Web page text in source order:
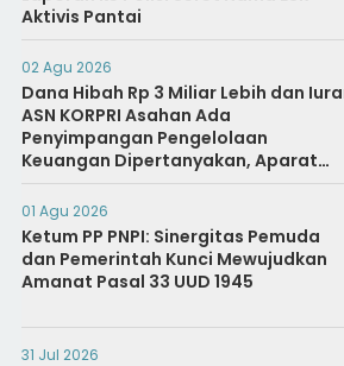
Aktivis Pantai
02 Agu 2026
Dana Hibah Rp 3 Miliar Lebih dan
ASN KORPRI Asahan Ada
Penyimpangan Pengelolaan
Keuangan Dipertanyakan, Aparat
Diminta Segera Usut
01 Agu 2026
Ketum PP PNPI: Sinergitas Pemuda
dan Pemerintah Kunci Mewujudkan
Amanat Pasal 33 UUD 1945
31 Jul 2026